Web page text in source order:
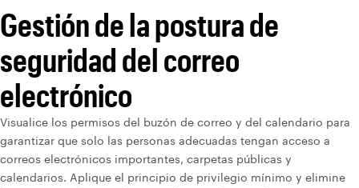
Gestión de la postura de
seguridad del correo
electrónico
Visualice los permisos del buzón de correo y del calendario para
garantizar que solo las personas adecuadas tengan acceso a
correos electrónicos importantes, carpetas públicas y
calendarios. Aplique el principio de privilegio mínimo y elimine